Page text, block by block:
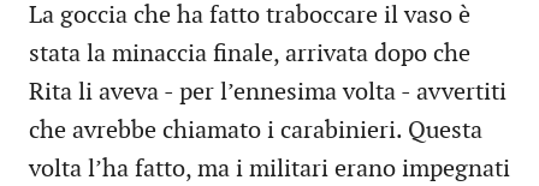
La goccia che ha fatto traboccare il vaso è
stata la minaccia finale, arrivata dopo che
Rita li aveva - per l’ennesima volta - avvertiti
che avrebbe chiamato i carabinieri. Questa
volta l’ha fatto, ma i militari erano impegnati